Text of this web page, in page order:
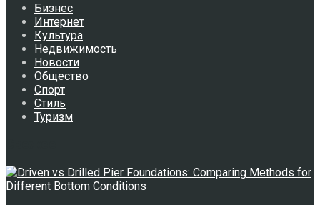
Бизнес
Интернет
Культура
Недвижимость
Новости
Общество
Спорт
Стиль
Туризм